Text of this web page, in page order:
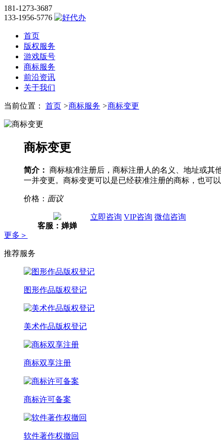
181-1273-3687
133-1956-5776
首页
版权服务
游戏版号
商标服务
前沿资讯
关于我们
当前位置： 首页 >商标服务 >商标变更
商标变更
简介： 商标核准注册后，商标注册人的名义、地址或其
一并变更。商标变更可以是已经获准注册的商标，也可
价格： 面议
立即咨询 VIP咨询 微信咨询
客服：婵婵
更多＞
推荐服务
图形作品版权登记
美术作品版权登记
商标双享注册
商标许可备案
软件著作权撤回